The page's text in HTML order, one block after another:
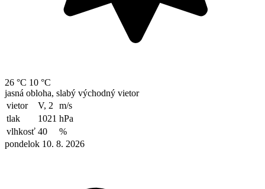
26 °C 10 °C
jasná obloha, slabý východný vietor
vietor
V, 2
m/s
tlak
1021 hPa
vlhkosť 40
%
pondelok 10. 8. 2026